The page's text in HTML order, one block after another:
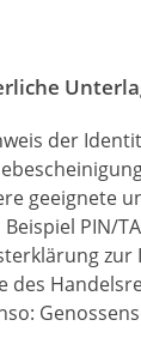
der
geeignete
Beispiel PIN/
zur
des